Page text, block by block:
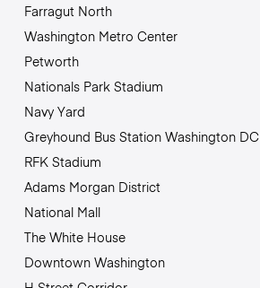
Farragut North
Washington Metro Center
Petworth
Nationals Park Stadium
Navy Yard
Greyhound Bus Station Washington DC
RFK Stadium
Adams Morgan District
National Mall
The White House
Downtown Washington